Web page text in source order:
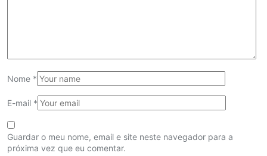
Nome *
E-mail *
Guardar o meu nome, email e site neste navegador para a
próxima vez que eu comentar.